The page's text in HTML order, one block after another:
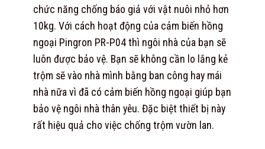
chức năng chống báo giả với vật nuôi nhỏ hơn
10kg. Với cách hoạt động của cảm biến hồng
ngoại Pingron PR-P04 thì ngôi nhà của bạn sẽ
luôn được bảo vệ. Bạn sẽ không cần lo lắng kẻ
trộm sẽ vào nhà mình bằng ban công hay mái
nhà nữa vì đã có cảm biến hồng ngoại giúp bạn
bảo vệ ngôi nhà thân yêu. Đặc biệt thiết bị này
rất hiệu quả cho việc chống trộm vườn lan.